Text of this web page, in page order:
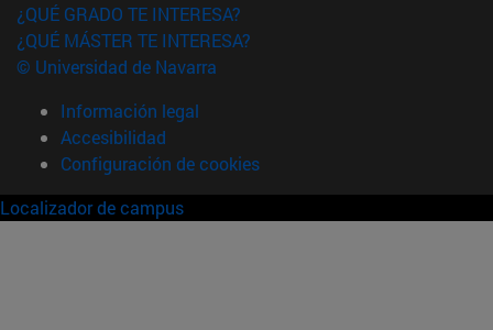
¿QUÉ GRADO TE INTERESA?
¿QUÉ MÁSTER TE INTERESA?
© Universidad de Navarra
Información legal
Accesibilidad
Configuración de cookies
Localizador de campus